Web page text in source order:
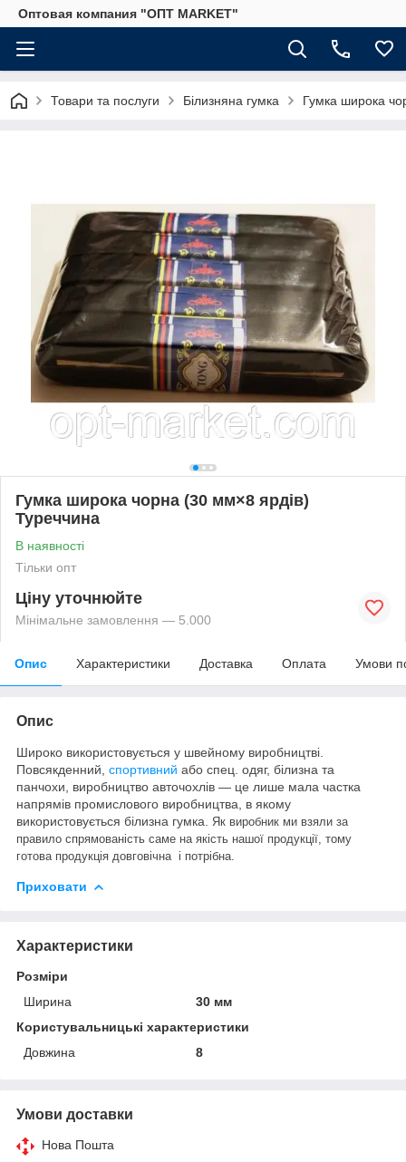
Оптовая компания "ОПТ MARKET"
Товари та послуги Білизняна гумка Гумка широка
Гумка широка чорна (30 мм×8 ярдів)
Туреччина
В наявності
Тільки опт
Ціну уточнюйте
Мінімальне замовлення — 5.000
Опис Характеристики Доставка Оплата Умови
Опис
Широко використовується у швейному виробництві.
Повсякденний, спортивний або спец. одяг, білизна та
панчохи, виробництво авточохлів — це лише мала частка
напрямів промислового виробництва, в якому
використовується білизна гумка.
Як виробник ми взяли за
правило спрямованість саме на якість нашої продукції, тому
готова продукція довговічна і потрібна.
Приховати
Характеристики
Розміри
Ширина
30 мм
Користувальницькі характеристики
Довжина
8
Умови доставки
Нова Пошта